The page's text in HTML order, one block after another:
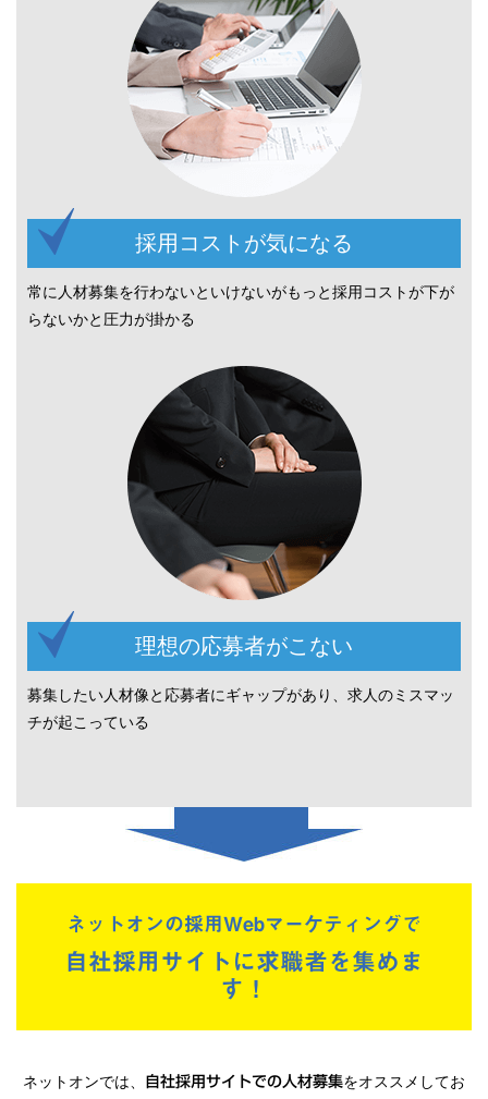
採用コストが気になる
常に人材募集を行わないといけないがもっと採用コストが下が
らないかと圧力が掛かる
理想の応募者がこない
募集したい人材像と応募者にギャップがあり、求人のミスマッ
チが起こっている
ネットオンの採用Webマーケティングで
自社採用サイトに求職者を集めま
す！
ネットオンでは、 自社採用サイトでの人材募集をオススメしてお